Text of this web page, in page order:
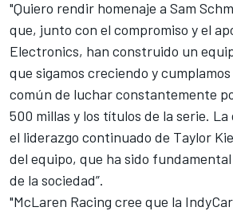
"Quiero rendir homenaje a Sam
que, junto con el compromiso y el
Electronics, han construido un
que sigamos creciendo y
común de luchar constantemente
500 millas y los títulos de la serie. La
el liderazgo continuado de Taylor
del equipo, que ha sido
de la sociedad”.
"McLaren Racing cree que la